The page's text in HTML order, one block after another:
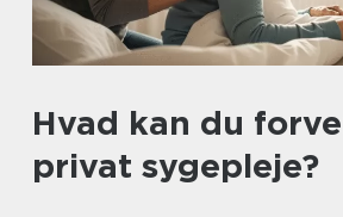
Hvad kan du
privat sygepleje?